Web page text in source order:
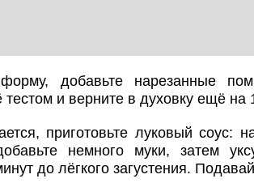
форму, добавьте нарезанные
тестом и верните в духовку ещё на
приготовьте луковый соус:
немного муки, затем
до лёгкого загустения.